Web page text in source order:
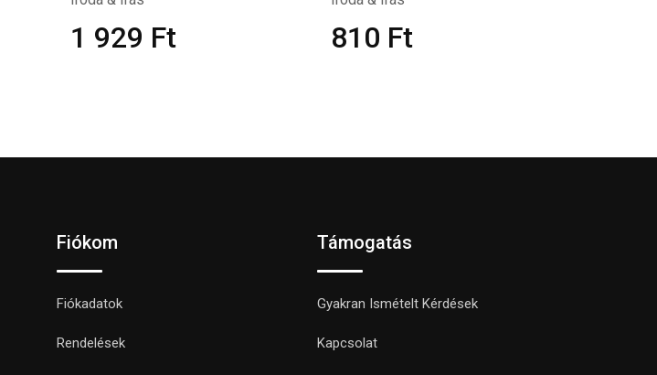
1 929 Ft 810 Ft
Fiókom
Fiókadatok
Rendelések
Támogatás
Gyakran Ismételt Kérdések
Kapcsolat